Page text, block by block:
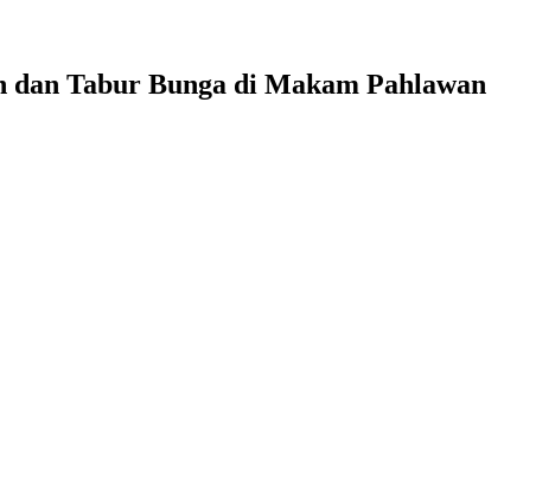
Tabur Bunga di Makam Pahlawan